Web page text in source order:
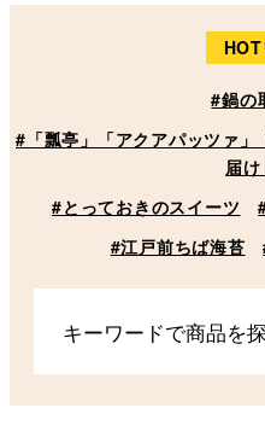
#鍋の
#「瓢亭」「アクアパッツァ
届
#とっておきのスイーツ
#江戸前ちば海苔